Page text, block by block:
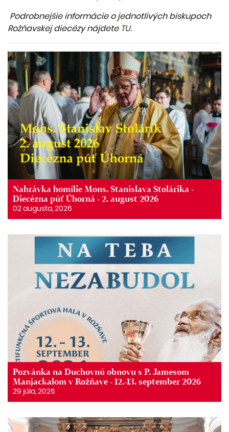
Podrobnejšie informácie o jednotlivých biskupoch
Rožňavskej diecézy nájdete TU.
Nahrávka homílie Mons. Stanislava Stolárika -
Diecézna púť Úhorná - 2. august 2026
02 augusta, 2026
Pozvánka na Duchovnú obnovu s P. Jamesom
Manjackalom v Rožňave - 12.-13. september 2026
29 júla, 2026